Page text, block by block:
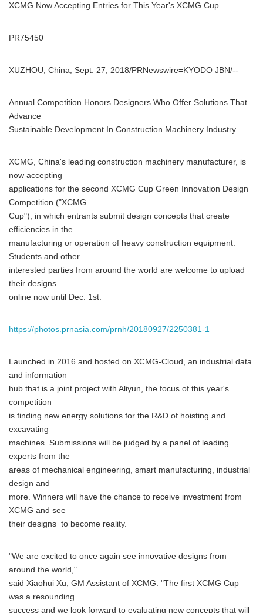
XCMG Now Accepting Entries for This Year's XCMG Cup
PR75450
XUZHOU, China, Sept. 27, 2018/PRNewswire=KYODO JBN/--
Annual Competition Honors Designers Who Offer Solutions That
Advance
Sustainable Development In Construction Machinery Industry
XCMG, China's leading construction machinery manufacturer, is
now accepting
applications for the second XCMG Cup Green Innovation Design
Competition ("XCMG
Cup"), in which entrants submit design concepts that create
efficiencies in the
manufacturing or operation of heavy construction equipment.
Students and other
interested parties from around the world are welcome to upload
their designs
online now until Dec. 1st.
https://photos.prnasia.com/prnh/20180927/2250381-1
Launched in 2016 and hosted on XCMG-Cloud, an industrial data
and information
hub that is a joint project with Aliyun, the focus of this year's
competition
is finding new energy solutions for the R&D of hoisting and
excavating
machines. Submissions will be judged by a panel of leading
experts from the
areas of mechanical engineering, smart manufacturing, industrial
design and
more. Winners will have the chance to receive investment from
XCMG and see
their designs to become reality.
"We are excited to once again see innovative designs from
around the world,"
said Xiaohui Xu, GM Assistant of XCMG. "The first XCMG Cup
was a resounding
success and we look forward to evaluating new concepts that will